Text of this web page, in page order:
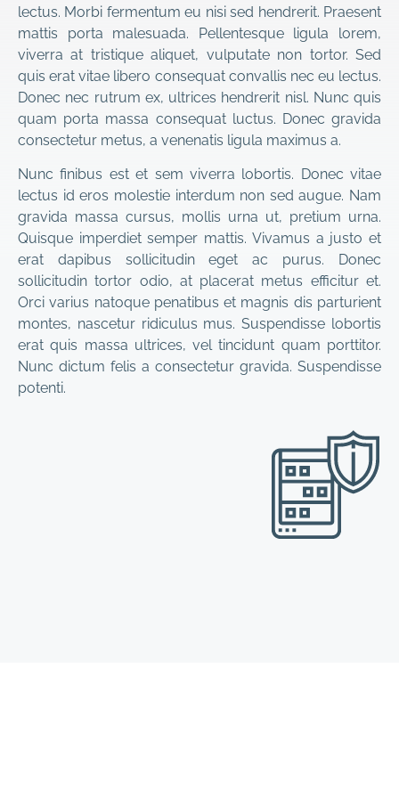
lectus. Morbi fermentum eu nisi sed hendrerit. Praesent
mattis porta malesuada. Pellentesque ligula lorem,
viverra at tristique aliquet, vulputate non tortor. Sed
quis erat vitae libero consequat convallis nec eu lectus.
Donec nec rutrum ex, ultrices hendrerit nisl. Nunc quis
quam porta massa consequat luctus. Donec gravida
consectetur metus, a venenatis ligula maximus a.
Nunc finibus est et sem viverra lobortis. Donec vitae
lectus id eros molestie interdum non sed augue. Nam
gravida massa cursus, mollis urna ut, pretium urna.
Quisque imperdiet semper mattis. Vivamus a justo et
erat dapibus sollicitudin eget ac purus. Donec
sollicitudin tortor odio, at placerat metus efficitur et.
Orci varius natoque penatibus et magnis dis parturient
montes, nascetur ridiculus mus. Suspendisse lobortis
erat quis massa ultrices, vel tincidunt quam porttitor.
Nunc dictum felis a consectetur gravida. Suspendisse
potenti.